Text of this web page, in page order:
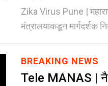
Zika Virus Pune |
मंत्रालयाकडून मार्गदर्शक
BREAKING NEWS
Tele MANAS |